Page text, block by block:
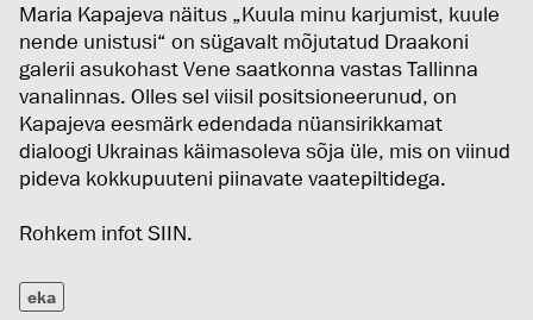
Maria Kapajeva näitus „Kuula minu karjumist, kuule
nende unistusi“ on sügavalt mõjutatud Draakoni
galerii asukohast Vene saatkonna vastas Tallinna
vanalinnas. Olles sel viisil positsioneerunud, on
Kapajeva eesmärk edendada nüansirikkamat
dialoogi Ukrainas käimasoleva sõja üle, mis on viinud
pideva kokkupuuteni piinavate vaatepiltidega.
Rohkem infotSIIN.
eka